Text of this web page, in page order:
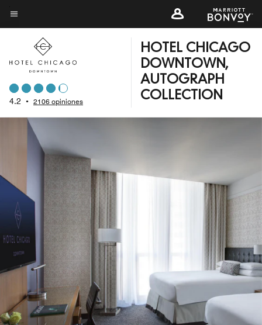
Skip
to
content
Texto del menú
4.2 • 2106 opiniones
HOTEL CHICAGO
DOWNTOWN,
AUTOGRAPH
COLLECTION